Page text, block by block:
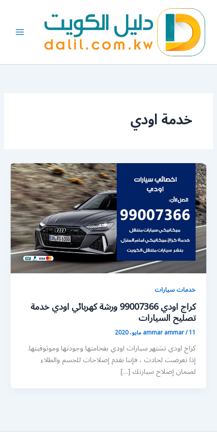
المحتوى
خدمة اودي
خدمات سيارات
كراج اودي 99007366 ورشة كهربائي اودي خدمة
تصليح السيارات
ammar ammar/11 مايو، 2020
كراج اودي تشتهر سيارات اودي بفخامتها وجودتها وموثوقيتها.
إذا تعرضت لحادث ، فإننا نقدم إصلاحات للجسم والطلاء
لضمان إصلاح سيارتك […]